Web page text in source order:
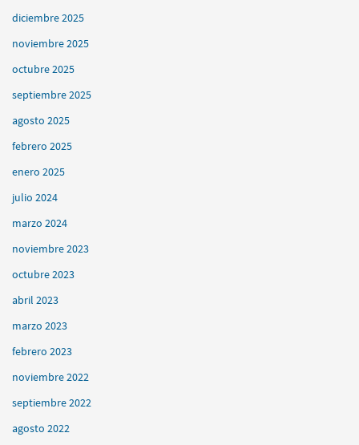
diciembre 2025
noviembre 2025
octubre 2025
septiembre 2025
agosto 2025
febrero 2025
enero 2025
julio 2024
marzo 2024
noviembre 2023
octubre 2023
abril 2023
marzo 2023
febrero 2023
noviembre 2022
septiembre 2022
agosto 2022